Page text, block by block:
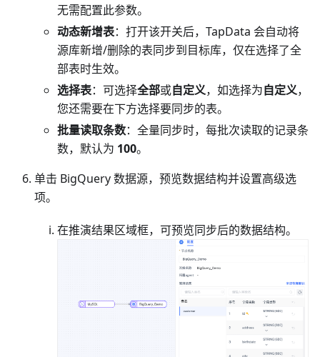
无需配置此参数。
动态新增表：打开该开关后，TapData 会自动将
源库新增/删除的表同步到目标库，仅在选择了全
部表时生效。
选择表：可选择全部或自定义，如选择为自定义，
您还需要在下方选择要同步的表。
批量读取条数：全量同步时，每批次读取的记录条
数，默认为 100。
单击 BigQuery 数据源，预览数据结构并设置高级选
项。
在推演结果区域框，可预览同步后的数据结构。